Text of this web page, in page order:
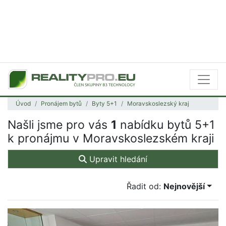
Úvod Pronájem bytů Byty 5+1 Moravskoslezský kraj
Našli jsme pro vás 1 nabídku bytů 5+1
k pronájmu v Moravskoslezském kraji
Upravit hledání
Řadit od: Nejnovější